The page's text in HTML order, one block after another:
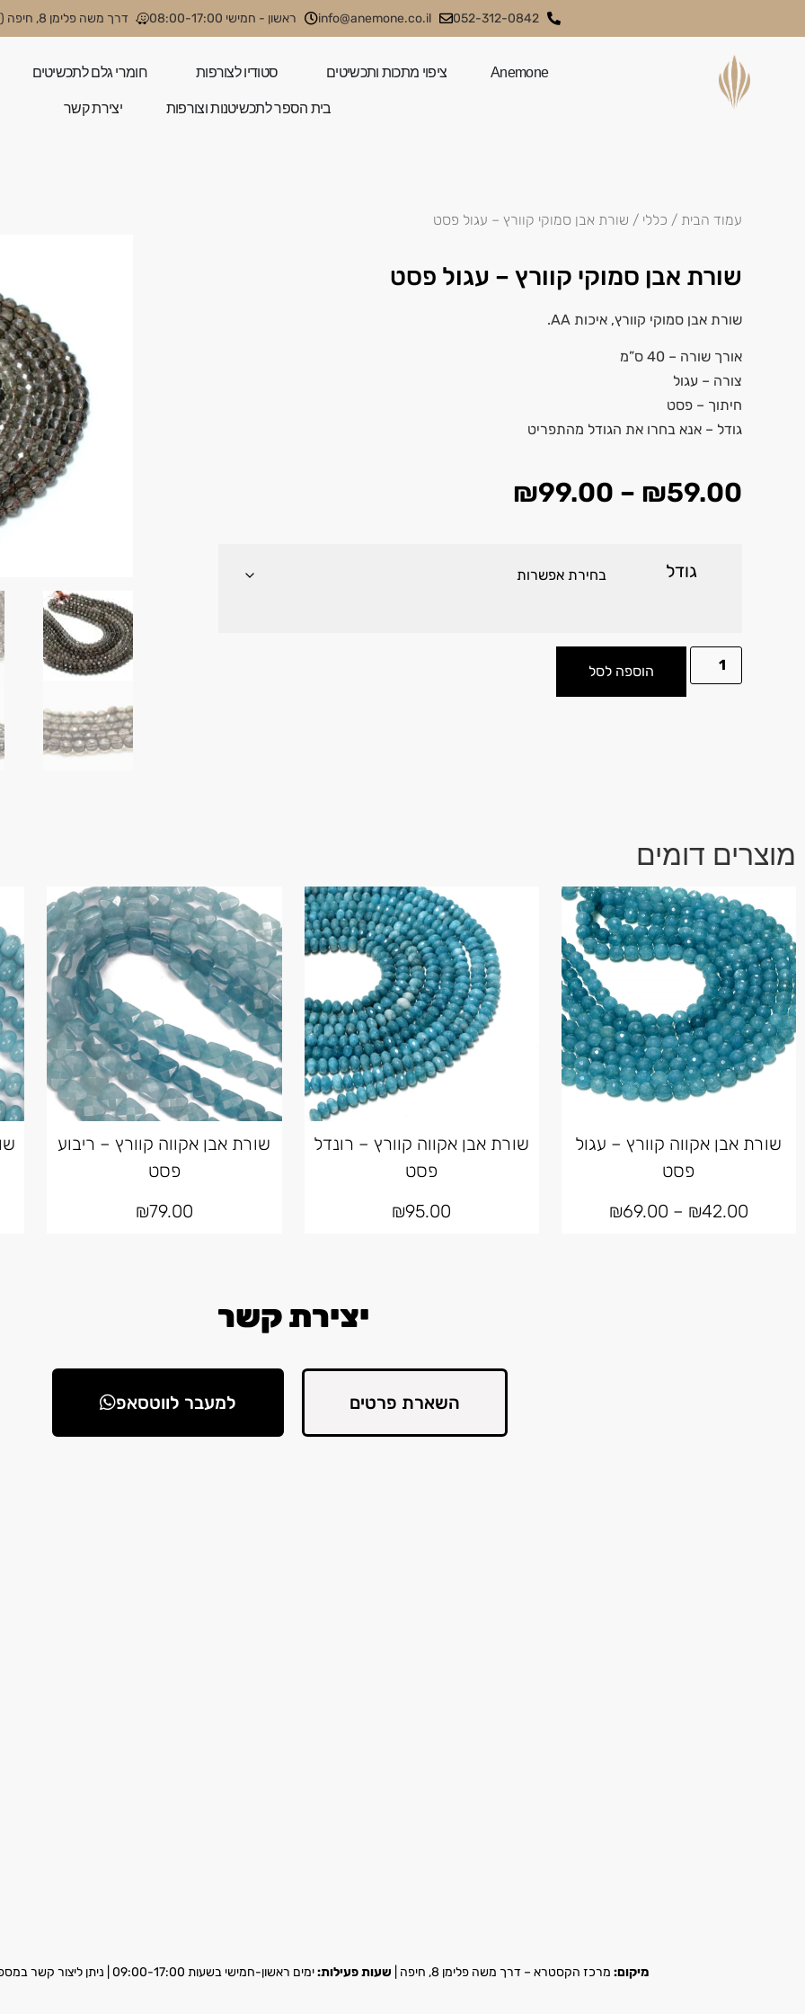
052-312-0842
info@anemone.co.il ראשון - חמישי 08:00-17:00 דרך משה פלימן 8, חיפה (קניון קסטרא)
Anemone ציפוי מתכות ותכשיטים סטודיו לצורפות חומרי גלם לתכשיטים
בית הספר לתכשיטנות וצורפות יצירת קשר
עמוד הבית / כללי / שורת אבן סמוקי קוורץ – עגול פסט
שורת אבן סמוקי קוורץ – עגול פסט
שורת אבן סמוקי קוורץ, איכות AA.
אורך שורה – 40 ס”מ
צורה – עגול
חיתוך – פסט
גודל – אנא בחרו את הגודל מהתפריט
₪59.00
–
₪99.00
גודל
הוספה לסל
מוצרים דומים
שורת אבן אקווה קוורץ – עגול
פסט
₪42.00
–
₪69.00
שורת אבן אקווה קוורץ – רונדל
פסט
₪95.00
שורת אבן אקווה קוורץ – ריבוע
פסט
₪79.00
יצירת קשר
השארת פרטים למעבר לווטסאפ
מיקום: מרכז הקסטרא – דרך משה פלימן 8, חיפה | שעות פעילות:ימים ראשון-חמישי בשעות 09:00-17:00 | ניתן ליצור קשר במספר